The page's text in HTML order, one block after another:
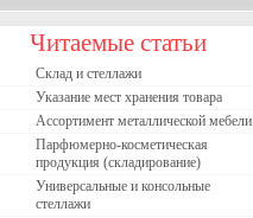
Читаемые статьи
Склад и стеллажи
Указание мест хранения товара
Ассортимент металлической мебели
Парфюмерно-косметическая
продукция (складирование)
Универсальные и консольные
стеллажи